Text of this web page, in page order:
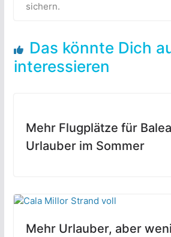
sichern.
Das könnte Dich
interessieren
Mehr Flugplätze für
Urlauber im Sommer
Mehr Urlauber, aber